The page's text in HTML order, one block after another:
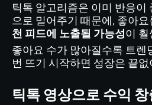
틱톡 알고리즘은 이미 반응이
으로 밀어주기 때문에, 좋아
천 피드에 노출될 가능성이
좋아요 수가 많아질수록 트렌
번 뜨기 시작하면 성장은 끝
틱톡 영상으로 수익